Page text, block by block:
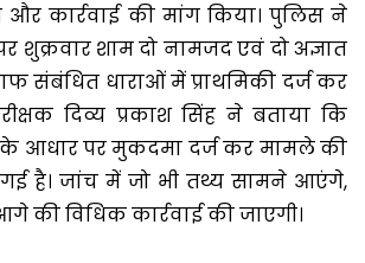
और कार्रवाई की मांग किया। पुलिस ने
शुक्रवार शाम दो नामजद एवं दो अज्ञात
संबंधित धाराओं में प्राथमिकी दर्ज कर
दिव्य प्रकाश सिंह ने बताया कि
के आधार पर मुकदमा दर्ज कर मामले की
है। जांच में जो भी तथ्य सामने आएंगे,
की विधिक कार्रवाई की जाएगी।